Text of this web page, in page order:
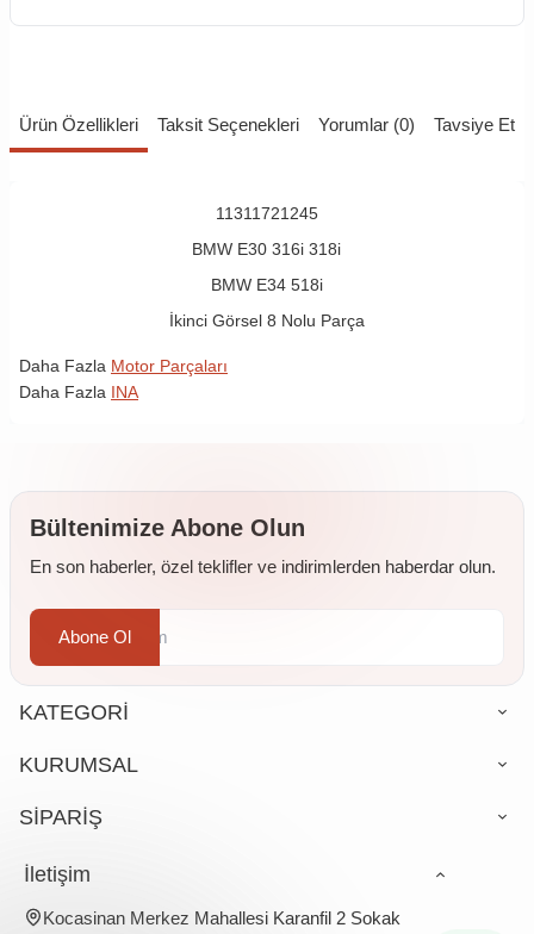
Ürün Özellikleri Taksit Seçenekleri Yorumlar (0) Tavsiye Et
11311721245
BMW E30 316i 318i
BMW E34 518i
İkinci Görsel 8 Nolu Parça
Daha Fazla Motor Parçaları
Daha Fazla INA
Bültenimize Abone Olun
En son haberler, özel teklifler ve indirimlerden haberdar olun.
Abone Ol
KATEGORİ
KURUMSAL
SİPARİŞ
İletişim
Kocasinan Merkez Mahallesi Karanfil 2 Sokak